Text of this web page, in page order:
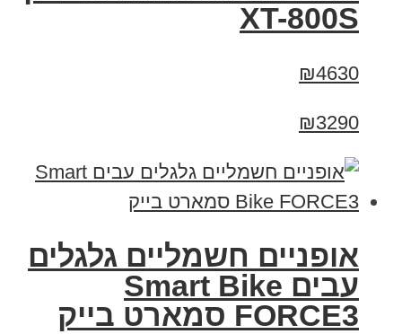
XT-800S
₪4630
₪3290
אופניים חשמליים גלגלים
עבים Smart Bike
FORCE3 סמארט בייק